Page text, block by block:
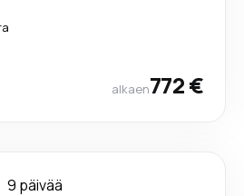
alkaen772 €
9 päivää